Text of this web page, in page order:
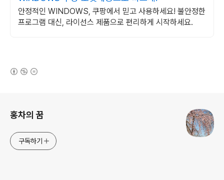
안정적인 WINDOWS, 쿠팡에서 믿고 사용하세요! 불안정한
프로그램 대신, 라이선스 제품으로 편리하게 시작하세요.
홍차의 꿈
구독하기